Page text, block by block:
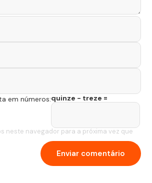
neste navegador para a próxima vez que
em números:quinze − treze =